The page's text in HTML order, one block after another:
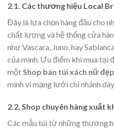
2.1. Các thương hiệu Local
Đây là lựa chọn hàng đầu cho
chất lượng và hệ thống cửa
như Vascara, Juno, hay
của mình. Ưu điểm khi mua tại
một Shop bán túi xách nữ
mình vì mạng lưới chi nhánh
2.2. Shop chuyên hàng xuất
Các mẫu túi từ những thương